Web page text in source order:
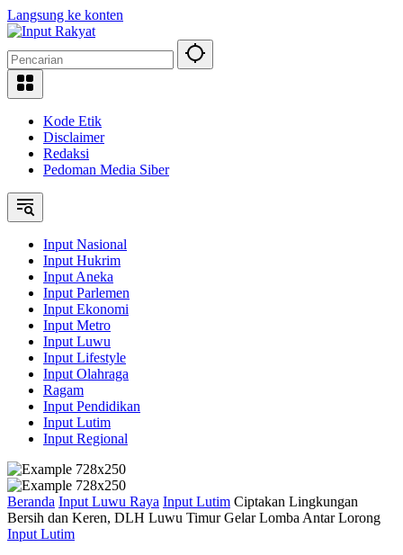
Langsung ke konten
Kode Etik
Disclaimer
Redaksi
Pedoman Media Siber
Input Nasional
Input Hukrim
Input Aneka
Input Parlemen
Input Ekonomi
Input Metro
Input Luwu
Input Lifestyle
Input Olahraga
Ragam
Input Pendidikan
Input Lutim
Input Regional
Beranda Input Luwu Raya Input Lutim Ciptakan Lingkungan
Bersih dan Keren, DLH Luwu Timur Gelar Lomba Antar Lorong
Input Lutim